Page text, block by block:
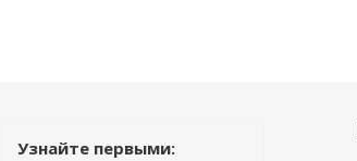
Узнайте первыми: